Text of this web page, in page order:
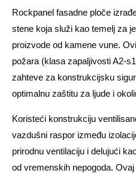
Rockpanel fasadne ploče
stene koja služi kao temelj za
proizvode od kamene vune.
požara (klasa zapaljivosti A2-
zahteve za konstrukcijsku
optimalnu zaštitu za ljude i
Koristeći konstrukciju
vazdušni raspor između
prirodnu ventilaciju i delujući
od vremenskih nepogoda.